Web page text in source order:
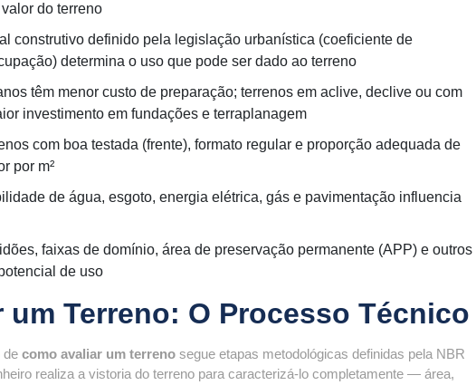
do terreno
construtivo definido pela legislação urbanística (coeficiente de
determina o uso que pode ser dado ao terreno
têm menor custo de preparação; terrenos em aclive, declive ou com
investimento em fundações e terraplanagem
com boa testada (frente), formato regular e proporção adequada de
por m²
de água, esgoto, energia elétrica, gás e pavimentação influencia
faixas de domínio, área de preservação permanente (APP) e outros
de uso
um Terreno: O Processo Técnico
de como avaliar um terreno segue etapas metodológicas definidas pela NBR
realiza a vistoria do terreno para caracterizá-lo completamente — área,